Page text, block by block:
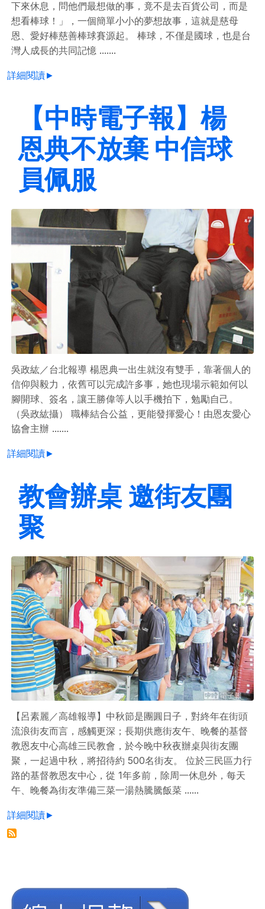
下來休息，問他們最想做的事，竟不是去百貨公司，而是
想看棒球！」，一個簡單小小的夢想故事，這就是慈母
恩、愛好棒慈善棒球賽源起。 棒球，不僅是國球，也是台
灣人成長的共同記憶 .......
詳細閱讀►
【中時電子報】楊
恩典不放棄 中信球
員佩服
吳政紘／台北報導 楊恩典一出生就沒有雙手，靠著個人的
信仰與毅力，依舊可以完成許多事，她也現場示範如何以
腳開球、簽名，讓王勝偉等人以手機拍下，勉勵自己。
（吳政紘攝） 職棒結合公益，更能發揮愛心！由恩友愛心
協會主辦 .......
詳細閱讀►
教會辦桌 邀街友團
聚
【呂素麗／高雄報導】中秋節是團圓日子，對終年在街頭
流浪街友而言，感觸更深；長期供應街友午、晚餐的基督
教恩友中心高雄三民教會，於今晚中秋夜辦桌與街友團
聚，一起過中秋，將招待約 500名街友。 位於三民區力行
路的基督教恩友中心，從 1年多前，除周一休息外，每天
午、晚餐為街友準備三菜一湯熱騰騰飯菜 ......
詳細閱讀►